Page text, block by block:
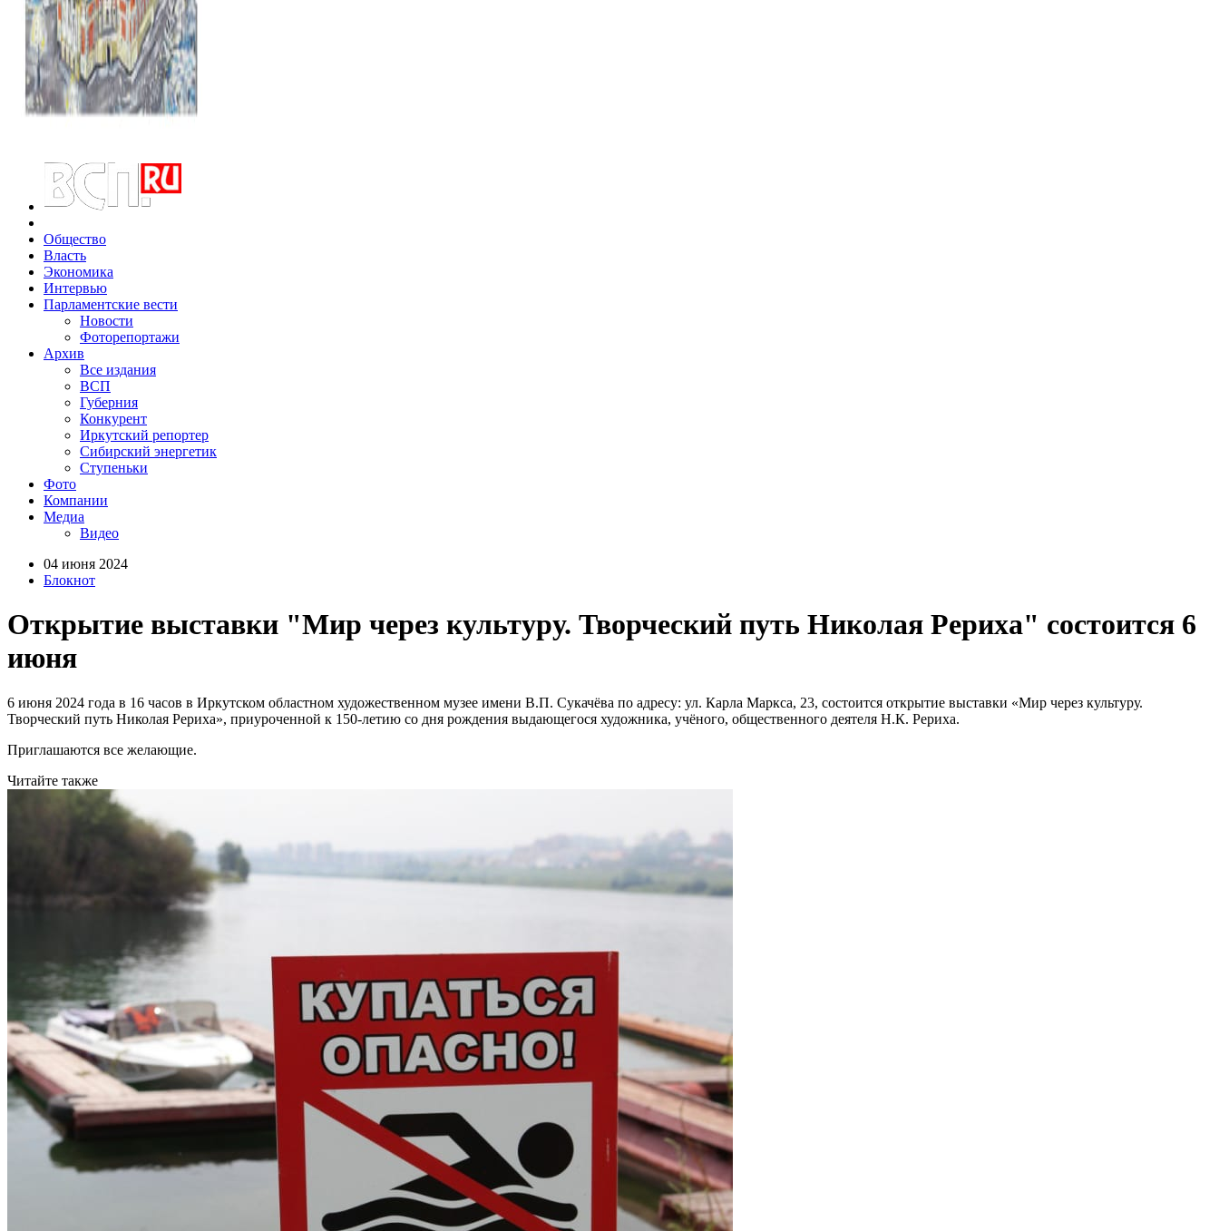
Общество
Власть
Экономика
Интервью
Парламентские вести
Новости
Фоторепортажи
Архив
Все издания
ВСП
Губерния
Конкурент
Иркутский репортер
Сибирский энергетик
Ступеньки
Фото
Компании
Медиа
Видео
04 июня 2024
Блокнот
Открытие выставки "Мир через культуру. Творческий путь Николая Рериха" состоится 6
июня
6 июня 2024 года в 16 часов в Иркутском областном художественном музее имени В.П. Сукачёва по адресу: ул. Карла Маркса, 23, состоится открытие выставки «Мир через культуру.
Творческий путь Николая Рериха», приуроченной к 150-летию со дня рождения выдающегося художника, учёного, общественного деятеля Н.К. Рериха.
Приглашаются все желающие.
Читайте также